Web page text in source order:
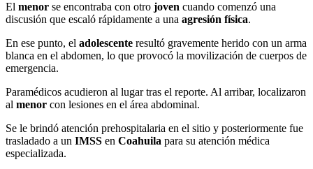
El menor se encontraba con otro joven cuando comenzó una
discusión que escaló rápidamente a una agresión física.
En ese punto, el adolescente resultó gravemente herido con un arma
blanca en el abdomen, lo que provocó la movilización de cuerpos de
emergencia.
Paramédicos acudieron al lugar tras el reporte. Al arribar, localizaron
al menor con lesiones en el área abdominal.
Se le brindó atención prehospitalaria en el sitio y posteriormente fue
trasladado a un IMSS en Coahuila para su atención médica
especializada.